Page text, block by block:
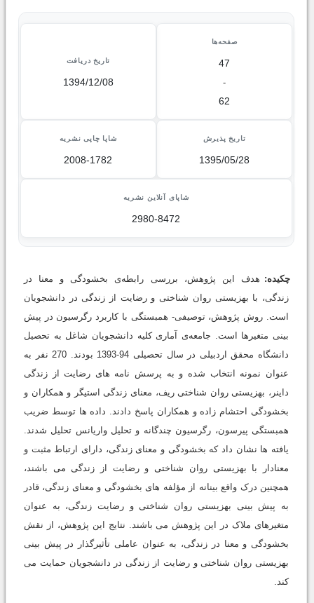
صفحه‌ها
47
-
62
تاریخ دریافت
1394/12/08
تاریخ پذیرش
1395/05/28
شاپا چاپی نشریه
2008-1782
شاپای آنلاین نشریه
2980-8472
چکیده: هدف این پژوهش، بررسی رابطه‌ی بخشودگی و معنا در
زندگی، با بهزیستی روان شناختی و رضایت از زندگی در دانشجویان
است. روش پژوهش، توصیفی- همبستگی با کاربرد رگرسیون در پیش
بینی متغیرها است. جامعه‌ی آماری کلیه دانشجویان شاغل به تحصیل
دانشگاه محقق اردبیلی در سال تحصیلی 94-1393 بودند. 270 نفر به
عنوان نمونه انتخاب شده و به پرسش نامه های رضایت از زندگی
داینر، بهزیستی روان شناختی ریف، معنای زندگی استیگر و همکاران و
بخشودگی احتشام زاده و همکاران پاسخ دادند. داده ها توسط ضریب
همبستگی پیرسون، رگرسیون چندگانه و تحلیل واریانس تحلیل شدند.
یافته ها نشان داد که بخشودگی و معنای زندگی، دارای ارتباط مثبت و
معنادار با بهزیستی روان شناختی و رضایت از زندگی می باشند،
همچنین درک واقع بینانه از مؤلفه های بخشودگی و معنای زندگی، قادر
به پیش بینی بهزیستی روان شناختی و رضایت زندگی، به عنوان
متغیرهای ملاک در این پژوهش می باشند. نتایج این پژوهش، از نقش
بخشودگی و معنا در زندگی، به عنوان عاملی تأثیرگذار در پیش بینی
بهزیستی روان شناختی و رضایت از زندگی در دانشجویان حمایت می
کند.